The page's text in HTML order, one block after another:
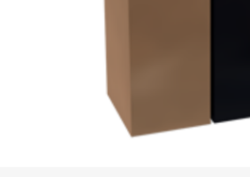
Otel Ekipmanları
Sıfır Atık Çöp Kutuları